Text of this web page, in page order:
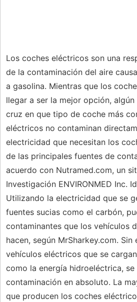
Los coches eléctricos son una
de la contaminación del aire
a gasolina. Mientras que los
llegar a ser la mejor opción,
cruz en que tipo de coche más
eléctricos no contaminan
electricidad que necesitan los
de las principales fuentes de
acuerdo con Nutramed.com, un
Investigación ENVIRONMED Inc.
Utilizando la electricidad que se
fuentes sucias como el carbón,
contaminantes que los vehículos
hacen, según MrSharkey.com. Sin
vehículos eléctricos que se
como la energía hidroeléctrica,
contaminación en absoluto. La
que producen los coches